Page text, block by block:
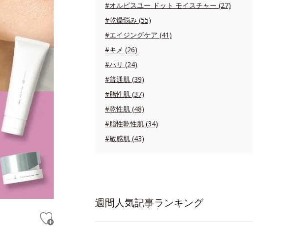
#オルビスユー ドット モイスチャー (27)
#乾燥悩み (55)
#エイジングケア (41)
#キメ (26)
#ハリ (24)
#普通肌 (39)
#脂性肌 (37)
#乾性肌 (48)
#脂性乾性肌 (34)
#敏感肌 (43)
週間人気記事ランキング